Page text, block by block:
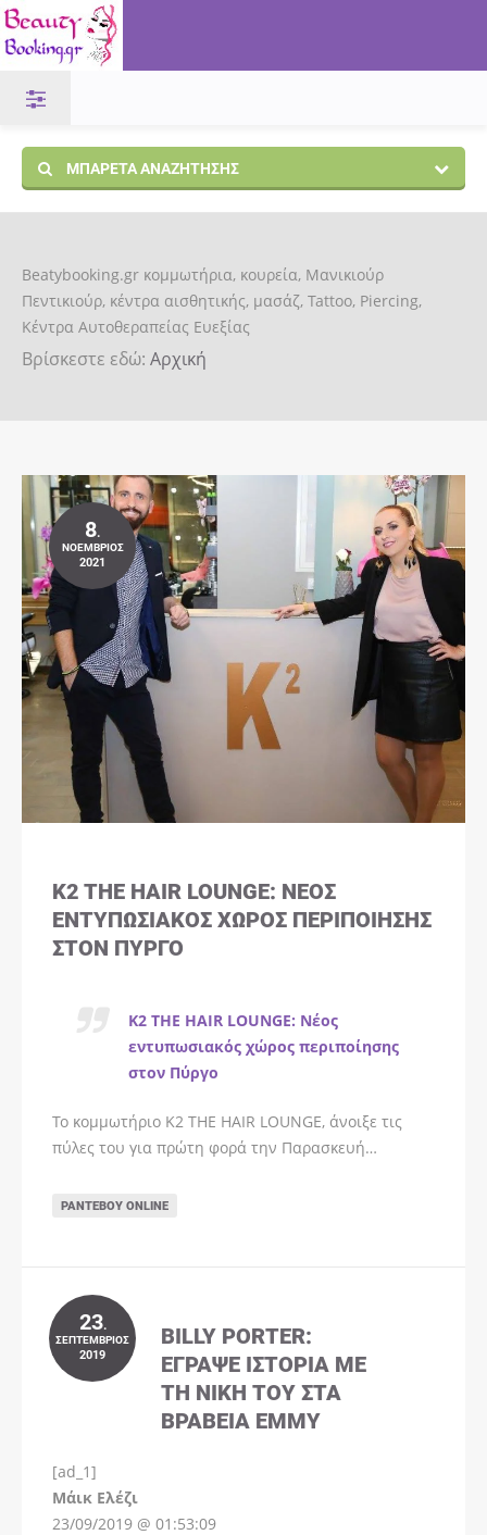
ΜΠΑΡΈΤΑ ΑΝΑΖΉΤΗΣΗΣ
Beatybooking.gr κομμωτήρια, κουρεία, Μανικιούρ
Πεντικιούρ, κέντρα αισθητικής, μασάζ, Tattoo, Piercing,
Κέντρα Αυτοθεραπείας Ευεξίας
Βρίσκεστε εδώ: Αρχική
8.
ΝΟΈΜΒΡΙΟΣ
2021
K2 THE HAIR LOUNGE: ΝΈΟΣ
ΕΝΤΥΠΩΣΙΑΚΌΣ ΧΏΡΟΣ ΠΕΡΙΠΟΊΗΣΗΣ
ΣΤΟΝ ΠΎΡΓΟ
K2 THE HAIR LOUNGE: Νέος
εντυπωσιακός χώρος περιποίησης
στον Πύργο
Το κομμωτήριο K2 THE HAIR LOUNGE, άνοιξε τις
πύλες του για πρώτη φορά την Παρασκευή…
ΡΑΝΤΕΒΟΎ ONLINE
23.
ΣΕΠΤΈΜΒΡΙΟΣ
2019
BILLY PORTER:
ΈΓΡΑΨΕ ΙΣΤΟΡΊΑ ΜΕ
ΤΗ ΝΊΚΗ ΤΟΥ ΣΤΑ
ΒΡΑΒΕΊΑ EMMY
[ad_1]
Μάικ ΕλέζιInstagram
23/09/2019 @ 01:53:09